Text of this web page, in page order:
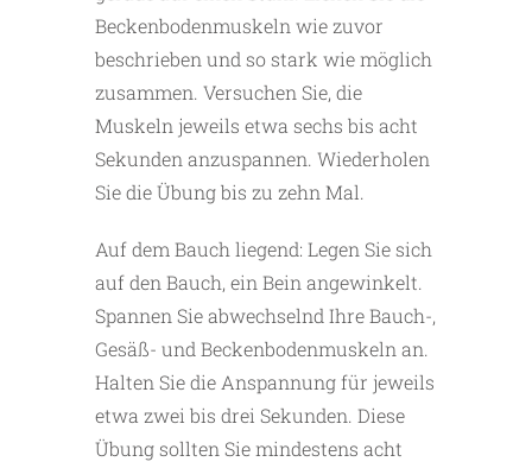
Beckenbodenmuskeln wie zuvor
beschrieben und so stark wie möglich
zusammen. Versuchen Sie, die
Muskeln jeweils etwa sechs bis acht
Sekunden anzuspannen. Wiederholen
Sie die Übung bis zu zehn Mal.
Auf dem Bauch liegend: Legen Sie sich
auf den Bauch, ein Bein angewinkelt.
Spannen Sie abwechselnd Ihre Bauch-,
Gesäß- und Beckenbodenmuskeln an.
Halten Sie die Anspannung für jeweils
etwa zwei bis drei Sekunden. Diese
Übung sollten Sie mindestens acht